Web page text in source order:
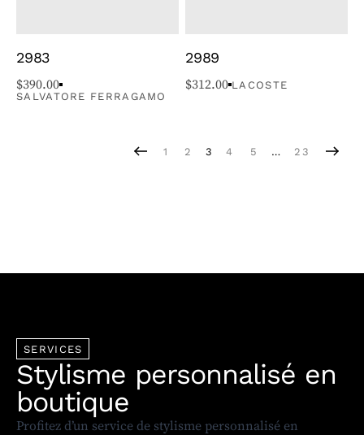
2983
$390.00
SALVATORE FERRAGAMO
2989
$312.00 LACOSTE
1 2 3 4 5 … 23
SERVICES
Stylisme personnalisé en
boutique
Profitez d’un service de stylisme personnalisé en